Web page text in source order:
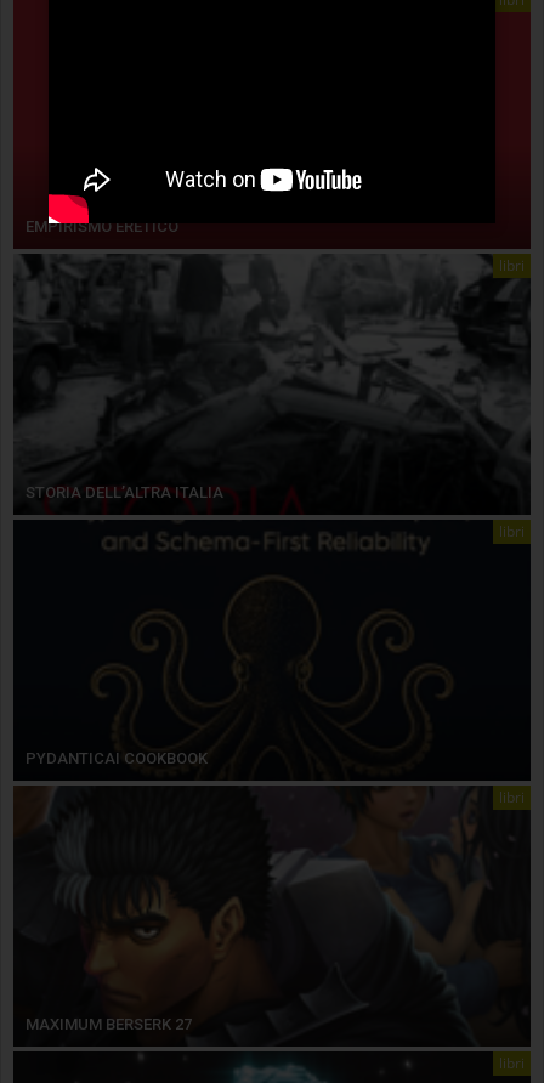
EMPIRISMO ERETICO
libri
STORIA DELL’ALTRA ITALIA
libri
PYDANTICAI COOKBOOK
libri
MAXIMUM BERSERK 27
libri